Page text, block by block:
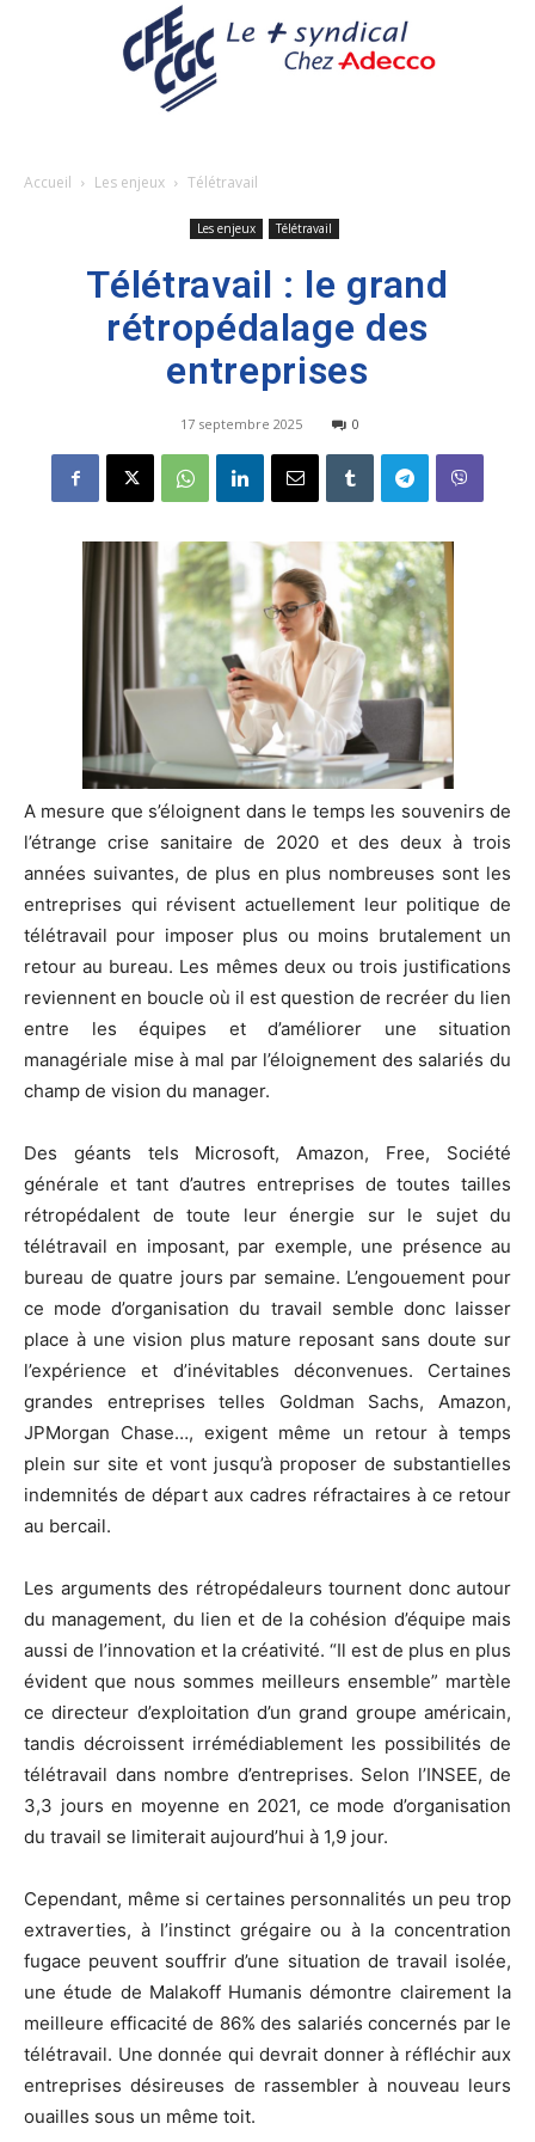
Accueil Les enjeux Télétravail
Les enjeux Télétravail
Télétravail : le grand
rétropédalage des
entreprises
17 septembre 2025 0
A mesure que s’éloignent dans le temps les souvenirs de
l’étrange crise sanitaire de 2020 et des deux à trois
années suivantes, de plus en plus nombreuses sont les
entreprises qui révisent actuellement leur politique de
télétravail pour imposer plus ou moins brutalement un
retour au bureau. Les mêmes deux ou trois justifications
reviennent en boucle où il est question de recréer du lien
entre les équipes et d’améliorer une situation
managériale mise à mal par l’éloignement des salariés du
champ de vision du manager.
Des géants tels Microsoft, Amazon, Free, Société
générale et tant d’autres entreprises de toutes tailles
rétropédalent de toute leur énergie sur le sujet du
télétravail en imposant, par exemple, une présence au
bureau de quatre jours par semaine. L’engouement pour
ce mode d’organisation du travail semble donc laisser
place à une vision plus mature reposant sans doute sur
l’expérience et d’inévitables déconvenues. Certaines
grandes entreprises telles Goldman Sachs, Amazon,
JPMorgan Chase…, exigent même un retour à temps
plein sur site et vont jusqu’à proposer de substantielles
indemnités de départ aux cadres réfractaires à ce retour
au bercail.
Les arguments des rétropédaleurs tournent donc autour
du management, du lien et de la cohésion d’équipe mais
aussi de l’innovation et la créativité. “Il est de plus en plus
évident que nous sommes meilleurs ensemble” martèle
ce directeur d’exploitation d’un grand groupe américain,
tandis décroissent irrémédiablement les possibilités de
télétravail dans nombre d’entreprises. Selon l’INSEE, de
3,3 jours en moyenne en 2021, ce mode d’organisation
du travail se limiterait aujourd’hui à 1,9 jour.
Cependant, même si certaines personnalités un peu trop
extraverties, à l’instinct grégaire ou à la concentration
fugace peuvent souffrir d’une situation de travail isolée,
une étude de Malakoff Humanis démontre clairement la
meilleure efficacité de 86% des salariés concernés par le
télétravail. Une donnée qui devrait donner à réfléchir aux
entreprises désireuses de rassembler à nouveau leurs
ouailles sous un même toit.